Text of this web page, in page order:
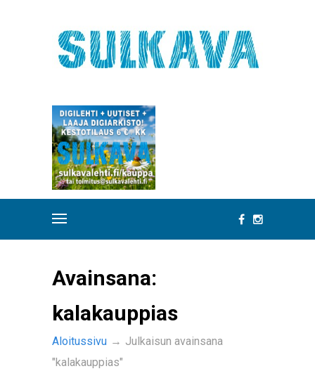
Avainsana:
kalakauppias
Aloitussivu → Julkaisun avainsana
"kalakauppias"